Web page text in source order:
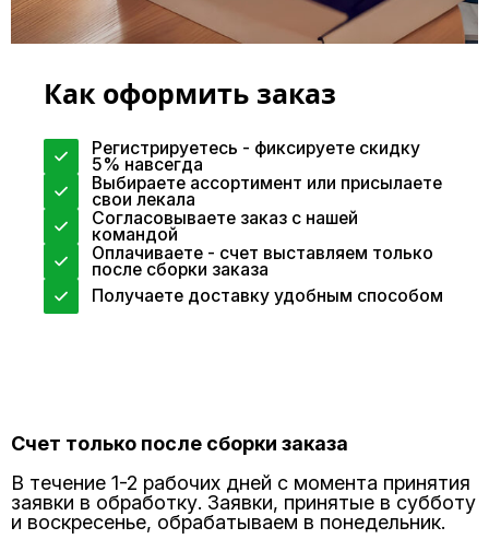
Как оформить заказ
Регистрируетесь - фиксируете скидку
5% навсегда
Выбираете ассортимент или присылаете
свои лекала
Согласовываете заказ с нашей
командой
Оплачиваете - счет выставляем только
после сборки заказа
Получаете доставку удобным способом
Счет только после сборки заказа
В течение 1-2 рабочих дней с момента принятия
заявки в обработку. Заявки, принятые в субботу
и воскресенье, обрабатываем в понедельник.